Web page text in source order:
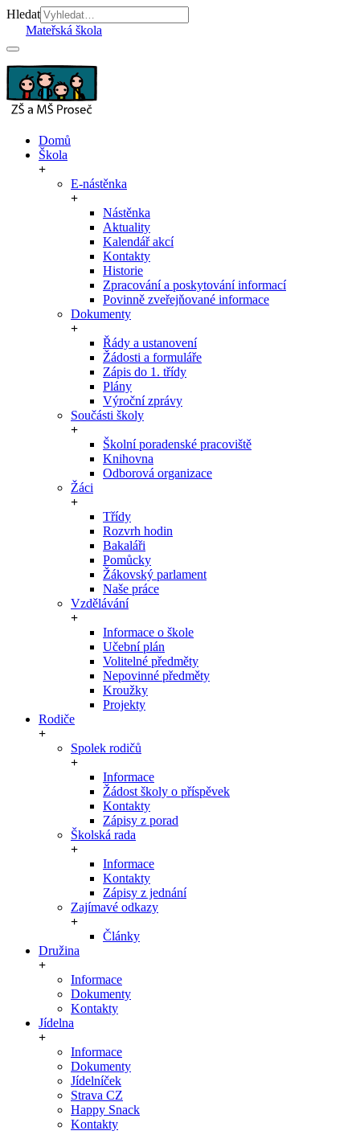
Hledat
Mateřská škola
Domů
Škola
E-nástěnka
Nástěnka
Aktuality
Kalendář akcí
Kontakty
Historie
Zpracování a poskytování informací
Povinně zveřejňované informace
Dokumenty
Řády a ustanovení
Žádosti a formuláře
Zápis do 1. třídy
Plány
Výroční zprávy
Součásti školy
Školní poradenské pracoviště
Knihovna
Odborová organizace
Žáci
Třídy
Rozvrh hodin
Bakaláři
Pomůcky
Žákovský parlament
Naše práce
Vzdělávání
Informace o škole
Učební plán
Volitelné předměty
Nepovinné předměty
Kroužky
Projekty
Rodiče
Spolek rodičů
Informace
Žádost školy o příspěvek
Kontakty
Zápisy z porad
Školská rada
Informace
Kontakty
Zápisy z jednání
Zajímavé odkazy
Články
Družina
Informace
Dokumenty
Kontakty
Jídelna
Informace
Dokumenty
Jídelníček
Strava CZ
Happy Snack
Kontakty